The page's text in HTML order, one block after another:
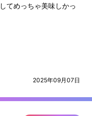
てめっちゃ美味しかっ
2025年09月07日